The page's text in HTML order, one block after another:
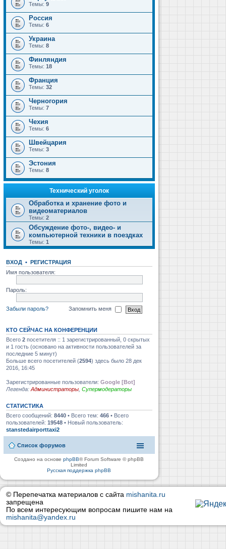
Темы: 9
Россия
Темы: 6
Украина
Темы: 8
Финляндия
Темы: 18
Франция
Темы: 32
Черногория
Темы: 7
Чехия
Темы: 6
Швейцария
Темы: 3
Эстония
Темы: 8
Технический уголок
Обработка и хранение фото и
видеоматериалов
Темы: 2
Обсуждение фото-, видео- и
компьютерной техники в поездках
Темы: 1
ВХОД • РЕГИСТРАЦИЯ
Имя пользователя:
Пароль:
Забыли пароль? Запомнить меня
КТО СЕЙЧАС НА КОНФЕРЕНЦИИ
Всего 2 посетителя :: 1 зарегистрированный, 0 скрытых
и 1 гость (основано на активности пользователей за
последние 5 минут)
Больше всего посетителей (2594) здесь было 28 дек
2016, 16:45
Зарегистрированные пользователи: Google [Bot]
Легенда: Администраторы Супермодераторы
СТАТИСТИКА
Всего сообщений: 8440 • Всего тем: 466 • Всего
пользователей: 19548 • Новый пользователь:
stanstedairporttaxi2
Список форумов
Создано на основеphpBB® Forum Software © phpBB
Limited
Русская поддержка phpBB
© Перепечатка материалов с сайта mishanita.ru
запрещена
По всем интересующим вопросам пишите нам на
mishanita@yandex.ru